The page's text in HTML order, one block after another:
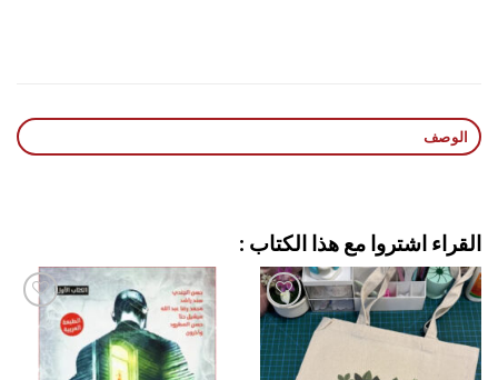
الوصف
القراء اشتروا مع هذا الكتاب :
إضافة
إلى
قائمة
الرغبات
إضافة
قائمة
الرغبات